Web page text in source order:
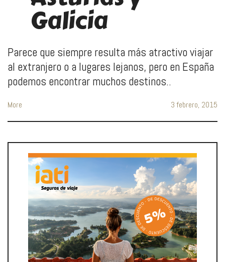
Galicia
Parece que siempre resulta más atractivo viajar
al extranjero o a lugares lejanos, pero en España
podemos encontrar muchos destinos..
More 3 febrero, 2015